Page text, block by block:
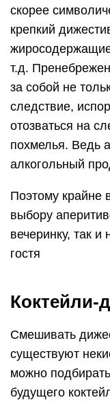
скорее
крепкий
т.д.
за собой не
следствие,
отозваться на
похмелья. Ведь
алкогольный
Поэтому крайне
выбору
вечеринку, так и
гостя
Коктейли-
Смешивать
существуют
можно
будущего